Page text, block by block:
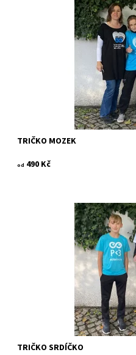
Svět bude čím dál složitější a
rychleji. Ve Scioškole se toho
Vyrobíme
306/SCI/P/BAV
TRIČKO MOZEK
od 490 Kč
Srdíčko na tomto tričku vás
emocí Love Praha 3.
Vyrobíme
312/SCI/P/BAV
TRIČKO SRDÍČKO